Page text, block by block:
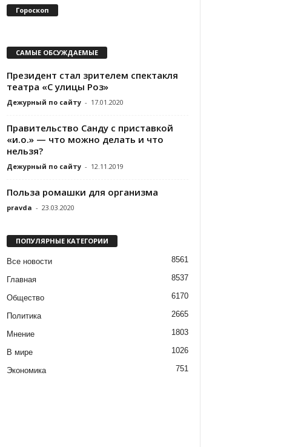
Гороскоп
САМЫЕ ОБСУЖДАЕМЫЕ
Президент стал зрителем спектакля
театра «С улицы Роз»
Дежурный по сайту - 17.01.2020
Правительство Санду с приставкой
«и.о.» — что можно делать и что
нельзя?
Дежурный по сайту - 12.11.2019
Польза ромашки для организма
pravda - 23.03.2020
ПОПУЛЯРНЫЕ КАТЕГОРИИ
Все новости 8561
Главная 8537
Общество 6170
Политика 2665
Мнение 1803
В мире 1026
Экономика 751